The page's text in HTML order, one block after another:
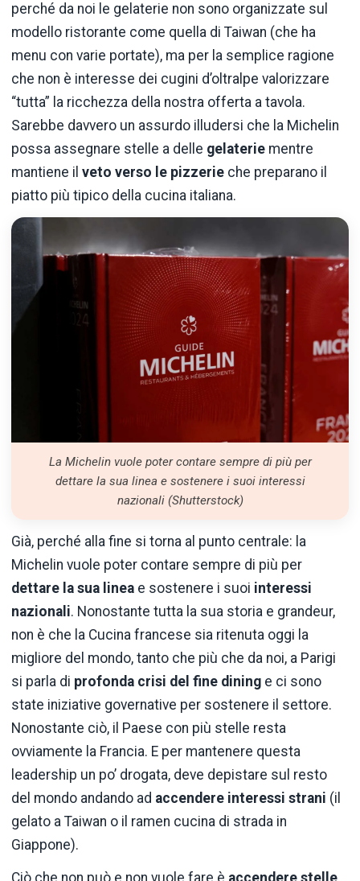
perché da noi le gelaterie non sono organizzate sul
modello ristorante come quella di Taiwan (che ha
menu con varie portate), ma per la semplice ragione
che non è interesse dei cugini d’oltralpe valorizzare
“tutta” la ricchezza della nostra offerta a tavola.
Sarebbe davvero un assurdo illudersi che la Michelin
possa assegnare stelle a delle gelaterie mentre
mantiene il veto verso le pizzerie che preparano il
piatto più tipico della cucina italiana.
La Michelin vuole poter contare sempre di più per
dettare la sua linea e sostenere i suoi interessi
nazionali (Shutterstock)
Già, perché alla fine si torna al punto centrale: la
Michelin vuole poter contare sempre di più per
dettare la sua linea e sostenere i suoi interessi
nazionali. Nonostante tutta la sua storia e grandeur,
non è che la Cucina francese sia ritenuta oggi la
migliore del mondo, tanto che più che da noi, a Parigi
si parla di profonda crisi del fine dining e ci sono
state iniziative governative per sostenere il settore.
Nonostante ciò, il Paese con più stelle resta
ovviamente la Francia. E per mantenere questa
leadership un po’ drogata, deve depistare sul resto
del mondo andando ad accendere interessi strani (il
gelato a Taiwan o il ramen cucina di strada in
Giappone).
Ciò che non può e non vuole fare è accendere stelle